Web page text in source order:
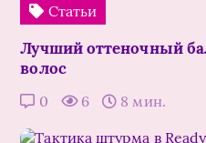
Статьи
Лучший оттеночный
волос
0 6 8 мин.